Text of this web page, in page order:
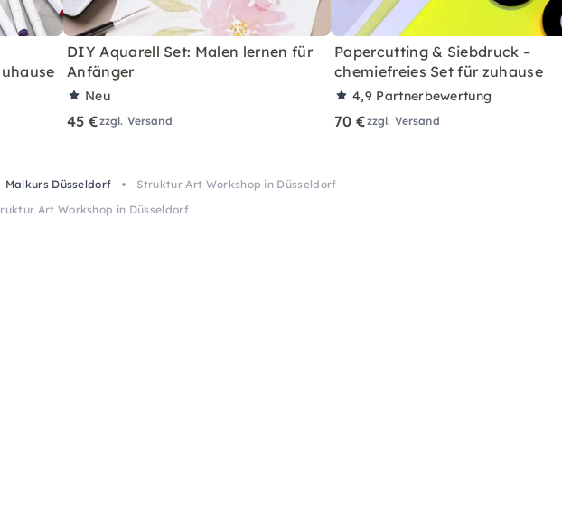
DIY Aquarell Set: Malen lernen für
Anfänger
Neu
45 €zzgl. Versand
Papercutting & Siebdruck –
chemiefreies Set für zuhause
4,9 Partnerbewertung
70 €zzgl. Versand
Malkurs Düsseldorf
Struktur Art Workshop in Düsseldorf
Art Workshop in Düsseldorf